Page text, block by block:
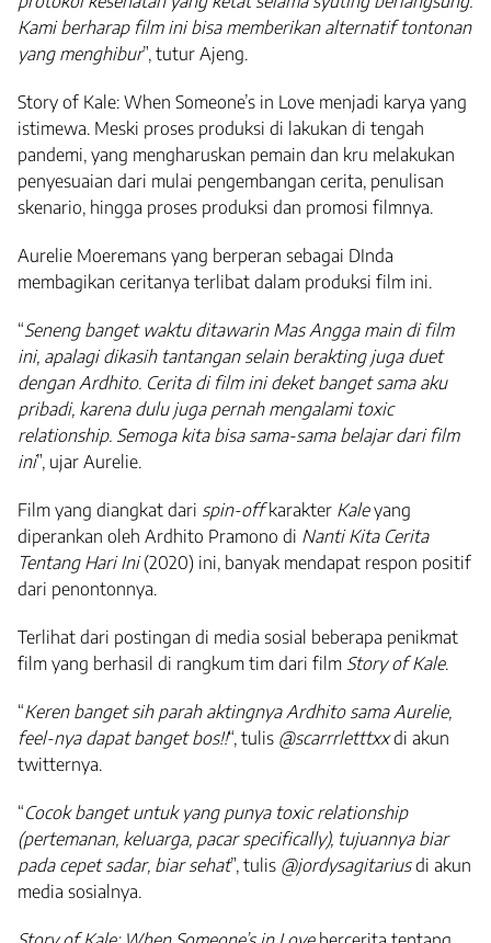
Kami berharap film ini bisa memberikan alternatif tontonan
yang menghibur”, tutur Ajeng.
Story of Kale: When Someone’s in Love menjadi karya yang
istimewa. Meski proses produksi di lakukan di tengah
pandemi, yang mengharuskan pemain dan kru melakukan
penyesuaian dari mulai pengembangan cerita, penulisan
skenario, hingga proses produksi dan promosi filmnya.
Aurelie Moeremans yang berperan sebagai DInda
membagikan ceritanya terlibat dalam produksi film ini.
“Seneng banget waktu ditawarin Mas Angga main di film
ini, apalagi dikasih tantangan selain berakting juga duet
dengan Ardhito. Cerita di film ini deket banget sama aku
pribadi, karena dulu juga pernah mengalami toxic
relationship. Semoga kita bisa sama-sama belajar dari film
ini”, ujar Aurelie.
Film yang diangkat dari spin-offkarakter Kaleyang
diperankan oleh Ardhito Pramono di Nanti Kita Cerita
Tentang Hari Ini(2020) ini, banyak mendapat respon positif
dari penontonnya.
Terlihat dari postingan di media sosial beberapa penikmat
film yang berhasil di rangkum tim dari film Story of Kale.
“Keren banget sih parah aktingnya Ardhito sama Aurelie,
feel-nya dapat banget bos!!“, tulis @scarrrletttxxdi akun
twitternya.
“Cocok banget untuk yang punya toxic relationship
(pertemanan, keluarga, pacar specifically), tujuannya biar
pada cepet sadar, biar sehat”, tulis @jordysagitariusdi akun
media sosialnya.